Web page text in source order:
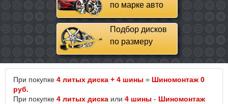
по марке авто
Подбор дисков
по размеру
При покупке 4 литых диска + 4 шины = Шиномонтаж 0
руб.
При покупке 4 литых диска или 4 шины - Шиномонтаж